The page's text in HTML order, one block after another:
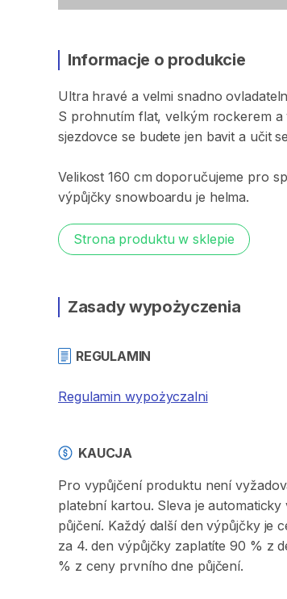
Informacje o produkcie
Ultra hravé a velmi snadno
S prohnutím flat​​​​,​ velkým rockerem a
sjezdovce se budete jen bavit a učit se
Velikost 160 cm doporučujeme pro
výpůjčky snowboardu je helma.
Strona produktu w sklepie
Zasady wypożyczenia
REGULAMIN
Regulamin wypożyczalni
KAUCJA
Pro vypůjčení produktu není
platební kartou. Sleva je
půjčení. Každý další den výpůjčky je
za 4. den výpůjčky zaplatíte 90 % z
% z ceny prvního dne půjčení.